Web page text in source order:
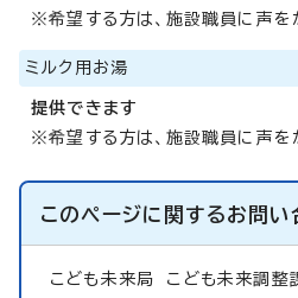
※希望する方は、施設職員に声を
ミルク用お湯
提供できます
※希望する方は、施設職員に声を
このページに関するお問い
こども未来局 こども未来調整